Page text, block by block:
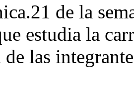
de la
estudia la
de las